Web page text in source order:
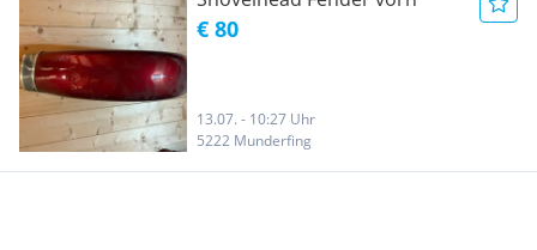
€ 80
13.07. - 10:27 Uhr
5222 Munderfing